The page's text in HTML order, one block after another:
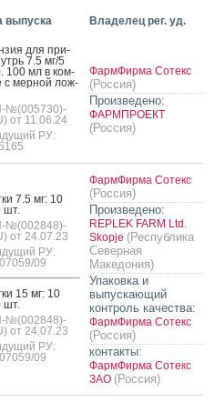
выпуска Владелец рег. уд.
для при­
7.5 мг/5
100 мл в ком­
с мер­ной лож­
№(005730)-
от 11.06.24
РУ:
ФармФирма Сотекс
(Россия)
Произведено:
ФАРМПРОЕКТ
(Россия)
7.5 мг: 10
шт.
№(002848)-
от 24.07.23
РУ:
09
15 мг: 10
шт.
№(002848)-
от 24.07.23
РУ:
09
ФармФирма Сотекс
(Россия)
Произведено:
REPLEK FARM Ltd.
Skopje (Республика
Северная
Македония)
Упаковка и
выпускающий
контроль качества:
ФармФирма Сотекс
(Россия)
контакты:
ФармФирма Сотекс
ЗАО (Россия)